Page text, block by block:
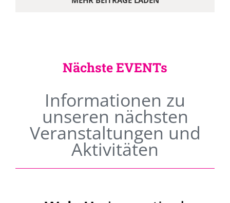
Nächste EVENTs
Informationen zu
unseren nächsten
Veranstaltungen und
Aktivitäten